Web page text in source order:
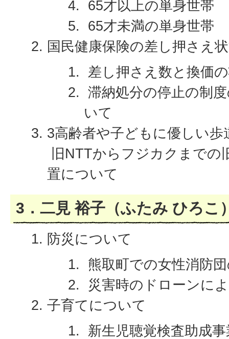
65才以上の単身世帯
65才未満の単身世帯
国民健康保険の差し押さえ
差し押さえ数と換価
滞納処分の停止の制
いて
3高齢者や子どもに優しい
旧NTTからフジカクまでの
置について
3．二見 裕子（ふたみ ひろこ
防災について
熊取町での女性消防
災害時のドローンに
子育てについて
新生児聴覚検査助成